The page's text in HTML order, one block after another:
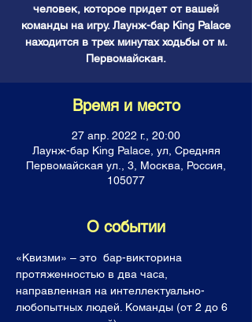
человек, которое придет от вашей
команды на игру. Лаунж-бар King Palace
находится в трех минутах ходьбы от м.
Первомайская.
Время и место
27 апр. 2022 г., 20:00
Лаунж-бар King Palace, ул, Средняя
Первомайская ул., 3, Москва, Россия,
105077
О событии
«Квизми» – это  бар-викторина
протяженностью в два часа,
направленная на интеллектуально-
любопытных людей. Команды (от 2 до 6